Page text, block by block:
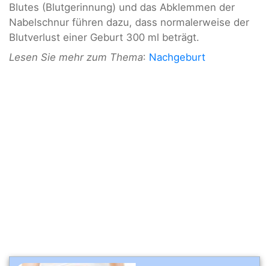
Blutes (Blutgerinnung) und das Abklemmen der
Nabelschnur führen dazu, dass normalerweise der
Blutverlust einer Geburt 300 ml beträgt.
Lesen Sie mehr zum Thema: Nachgeburt